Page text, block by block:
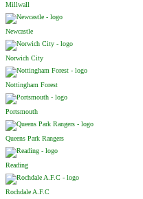
Millwall
Newcastle
Norwich City
Nottingham Forest
Portsmouth
Queens Park Rangers
Reading
Rochdale A.F.C